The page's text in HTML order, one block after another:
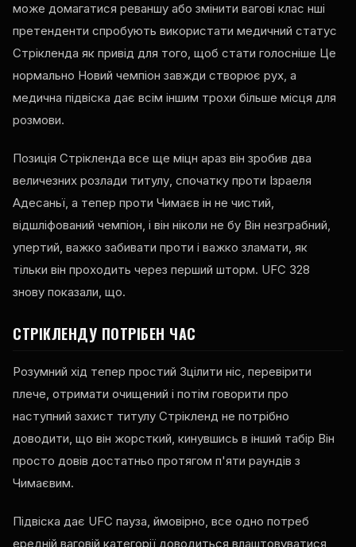
може домагатися реваншу або змінити вагові клас нші
претенденти спробують використати медичний статус
Стрікленда як привід для того, щоб стати голосніше Це
нормально Новий чемпіон завжди створює рух, а
медична підвіска дає всім іншим трохи більше місця для
розмови.
Позиція Стрікленда все ще міцн араз він зробив два
величезних розлади титулу, спочатку проти Ізраеля
Адесаньї, а тепер проти Чимаєв ін не чистий,
відшліфований чемпіон, і він ніколи не бу Він незграбний,
упертий, важко забивати проти і важко зламати, як
тільки він проходить через перший шторм. UFC 328
знову показали, що.
СТРІКЛЕНДУ ПОТРІБЕН ЧАС
Розумний хід тепер простий Зцілити ніс, перевірити
плече, отримати очищений і потім говорити про
наступний захист титулу Стрікленд не потрібно
доводити, що він жорсткий, кинувшись в інший табір Він
просто довів достатньо протягом п'яти раундів з
Чимаєвим.
Підвіска дає UFC пауза, ймовірно, все одно потреб
ередній ваговій категорії доводиться влаштовуватися